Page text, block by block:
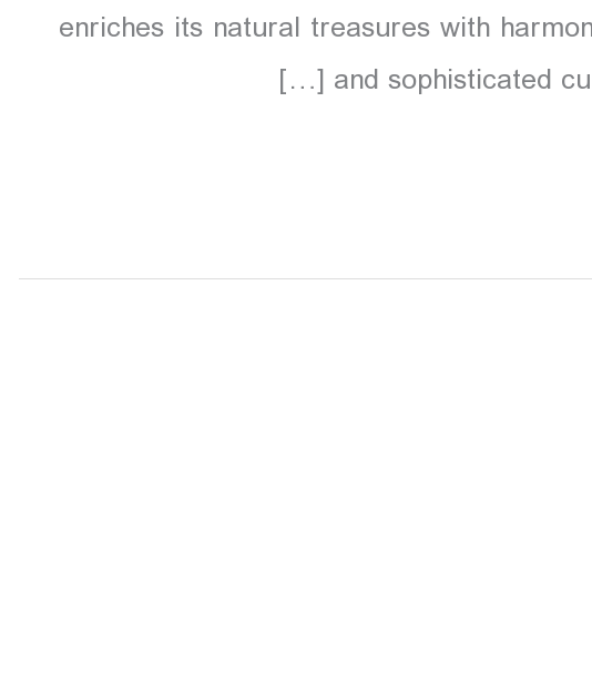
enriches its natural treasures with
and sophisticated